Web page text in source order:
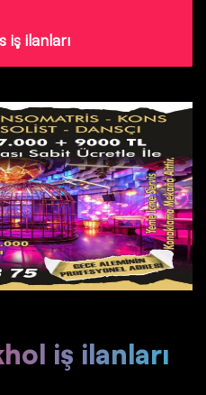
iş ilanları
iş ilanları